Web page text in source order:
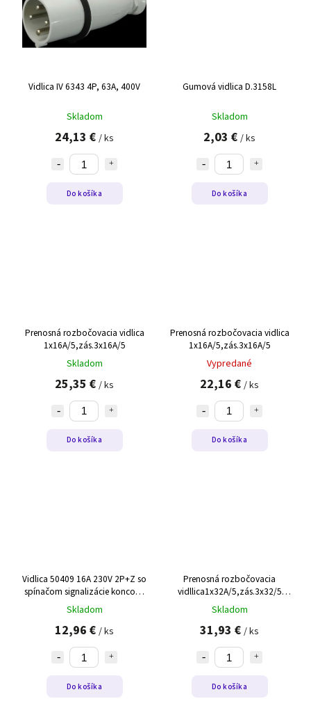
Vidlica IV 6343 4P, 63A, 400V
Skladom
24,13 € / ks
Do košíka
Gumová vidlica D.3158L
Skladom
2,03 € / ks
Do košíka
Prenosná rozbočovacia vidlica
1x16A/5,zás.3x16A/5
Skladom
25,35 € / ks
Do košíka
Prenosná rozbočovacia vidlica
1x16A/5,zás.3x16A/5
Vypredané
22,16 € / ks
Do košíka
Vidlica 50409 16A 230V 2P+Z so
spínačom signalizácie koncová
biela/sivá
Skladom
12,96 € / ks
Do košíka
Prenosná rozbočovacia
vidllica1x32A/5,zás.3x32/5
(B.MINI-2)
Skladom
31,93 € / ks
Do košíka